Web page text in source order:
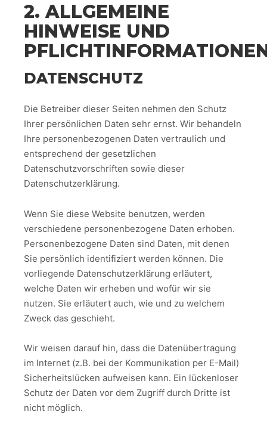
2. ALLGEMEINE
HINWEISE UND
DATENSCHUTZ
Die Betreiber dieser Seiten nehmen den Schutz
Ihrer persönlichen Daten sehr ernst. Wir behandeln
Ihre personenbezogenen Daten vertraulich und
entsprechend der gesetzlichen
Datenschutzvorschriften sowie dieser
Datenschutzerklärung.
Wenn Sie diese Website benutzen, werden
verschiedene personenbezogene Daten erhoben.
Personenbezogene Daten sind Daten, mit denen
Sie persönlich identifiziert werden können. Die
vorliegende Datenschutzerklärung erläutert,
welche Daten wir erheben und wofür wir sie
nutzen. Sie erläutert auch, wie und zu welchem
Zweck das geschieht.
Wir weisen darauf hin, dass die Datenübertragung
im Internet (z.B. bei der Kommunikation per E-Mail)
Sicherheitslücken aufweisen kann. Ein lückenloser
Schutz der Daten vor dem Zugriff durch Dritte ist
nicht möglich.